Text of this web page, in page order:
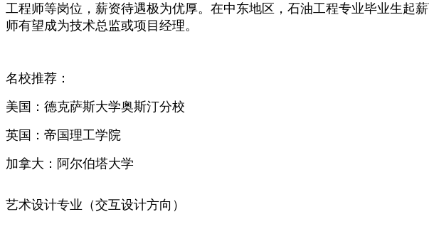
工程师等岗位，薪资待遇极为优厚。在中东地区，石油工程专业毕业生起
师有望成为技术总监或项目经理。
名校推荐：
美国：德克萨斯大学奥斯汀分校
英国：帝国理工学院
加拿大：阿尔伯塔大学
艺术设计专业（交互设计方向）